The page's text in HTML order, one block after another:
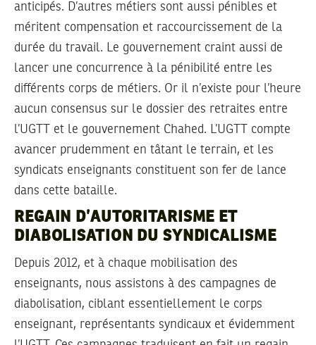
anticipés. D’autres métiers sont aussi pénibles et
méritent compensation et raccourcissement de la
durée du travail. Le gouvernement craint aussi de
lancer une concurrence à la pénibilité entre les
différents corps de métiers. Or il n’existe pour l’heure
aucun consensus sur le dossier des retraites entre
l’UGTT et le gouvernement Chahed. L’UGTT compte
avancer prudemment en tâtant le terrain, et les
syndicats enseignants constituent son fer de lance
dans cette bataille.
REGAIN D’AUTORITARISME ET
DIABOLISATION DU SYNDICALISME
Depuis 2012, et à chaque mobilisation des
enseignants, nous assistons à des campagnes de
diabolisation, ciblant essentiellement le corps
enseignant, représentants syndicaux et évidemment